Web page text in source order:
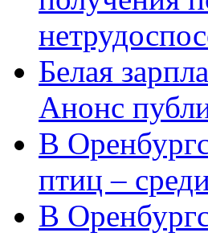
Белая
Анонс
В
птиц –
В